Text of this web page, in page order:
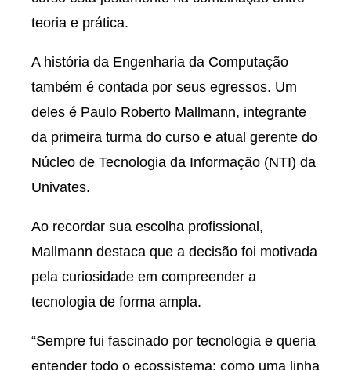
teoria e prática.
A história da Engenharia da Computação
também é contada por seus egressos. Um
deles é Paulo Roberto Mallmann, integrante
da primeira turma do curso e atual gerente do
Núcleo de Tecnologia da Informação (NTI) da
Univates.
Ao recordar sua escolha profissional,
Mallmann destaca que a decisão foi motivada
pela curiosidade em compreender a
tecnologia de forma ampla.
“Sempre fui fascinado por tecnologia e queria
entender todo o ecossistema: como uma linha